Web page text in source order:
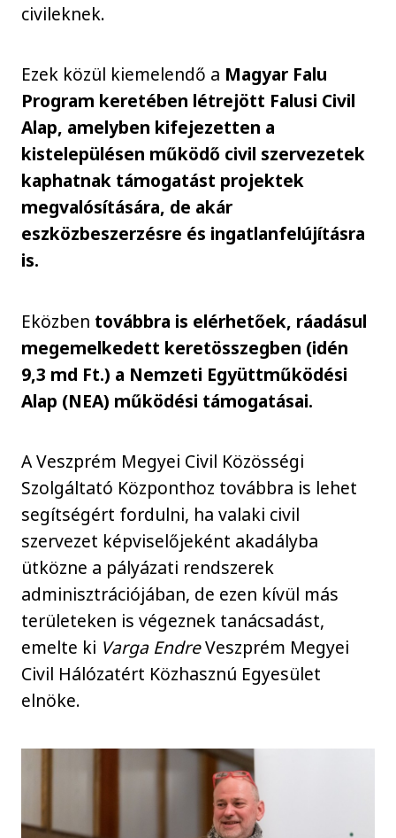
civileknek.
Ezek közül kiemelendő a Magyar Falu
Program keretében létrejött Falusi Civil
Alap, amelyben kifejezetten a
kistelepülésen működő civil szervezetek
kaphatnak támogatást projektek
megvalósítására, de akár
eszközbeszerzésre és ingatlanfelújításra
is.
Eközben továbbra is elérhetőek, ráadásul
megemelkedett keretösszegben (idén
9,3 md Ft.) a Nemzeti Együttműködési
Alap (NEA) működési támogatásai.
A Veszprém Megyei Civil Közösségi
Szolgáltató Központhoz továbbra is lehet
segítségért fordulni, ha valaki civil
szervezet képviselőjeként akadályba
ütközne a pályázati rendszerek
adminisztrációjában, de ezen kívül más
területeken is végeznek tanácsadást,
emelte ki Varga EndreVeszprém Megyei
Civil Hálózatért Közhasznú Egyesület
elnöke.